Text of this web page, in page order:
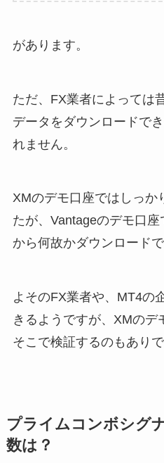
があります。
ただ、FX業者によっては
データをダウンロードで
れません。
XMのデモ口座ではしっか
たが、Vantageのデモ口
から何故かダウンロード
よそのFX業者や、MT4の
きるようですが、XMのデ
そこで検証するのもありで
プライムコンボシグ
数は？